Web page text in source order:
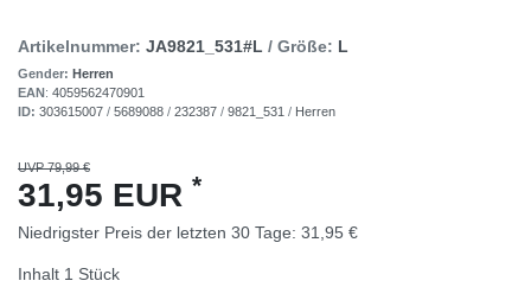
Artikelnummer: JA9821_531#L / Größe: L
Gender: Herren
EAN: 4059562470901
ID: 303615007 / 5689088 / 232387 / 9821_531 / Herren
UVP 79,99 €
31,95 EUR *
Niedrigster Preis der letzten 30 Tage: 31,95 €
Inhalt 1 Stück